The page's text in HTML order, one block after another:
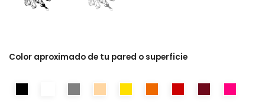
Color aproximado de tu pared o superficie